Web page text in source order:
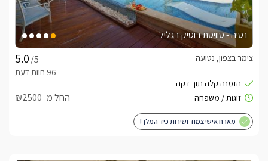
הליכה, תצפיות ומגוון מסעדות.
חשוב לדעת
הצימר מתאים למסיבות רווקים/ רווקות, ימי הולדת, אירועים,
לבריכת היישוב בימי הקיץ.
לצפייה באטרקציות ומסעדות בקרבת אביב בכרם -
נסיה - סוויטת בוטיק בגליל
/5
צימר בצפון, נטועה
החל מ- ₪2500
מארח אישי צמוד ושירות כיד המלך!